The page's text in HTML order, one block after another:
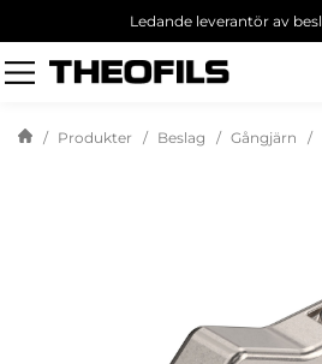
Ledande leverantör av
Sök
produkt
Produkter Beslag Gångjärn